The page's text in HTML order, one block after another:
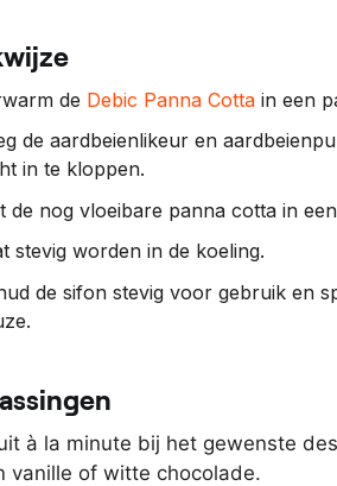
de Debic Panna Cotta in een
de aardbeienlikeur en
in te kloppen.
de nog vloeibare panna cotta in
stevig worden in de koeling.
de sifon stevig voor gebruik en
à la minute bij het gewenste
vanille of witte chocolade.